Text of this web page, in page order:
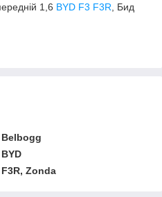
1,6 BYD F3 F3R , Бид
Belbogg
BYD
F3R, Zonda